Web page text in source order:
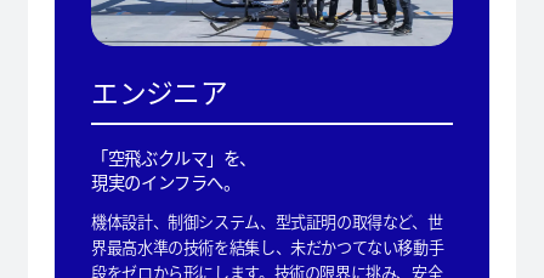
エンジニア
「空飛ぶクルマ」を、
現実のインフラへ。
機体設計、制御システム、型式証明の取得など、世
界最高水準の技術を結集し、未だかつてない移動手
段をゼロから形にします。技術の限界に挑み、安全